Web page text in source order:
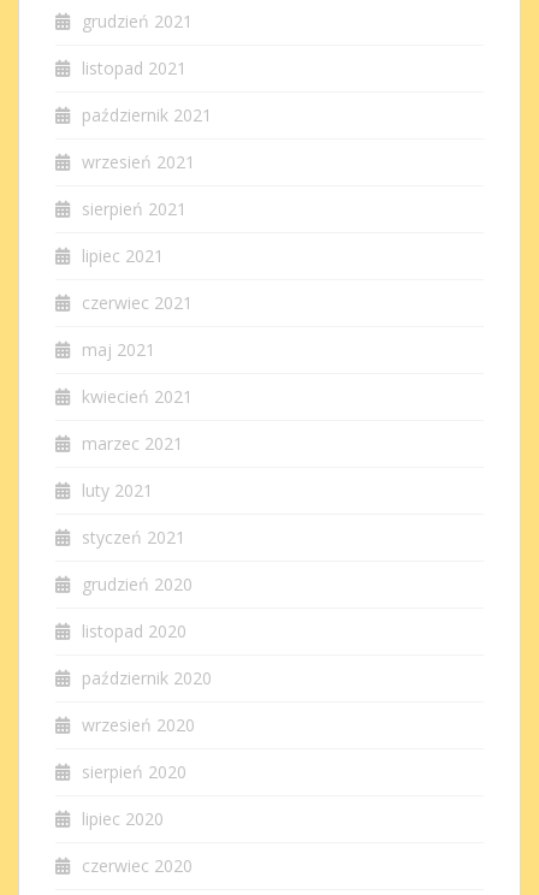
grudzień 2021
listopad 2021
październik 2021
wrzesień 2021
sierpień 2021
lipiec 2021
czerwiec 2021
maj 2021
kwiecień 2021
marzec 2021
luty 2021
styczeń 2021
grudzień 2020
listopad 2020
październik 2020
wrzesień 2020
sierpień 2020
lipiec 2020
czerwiec 2020